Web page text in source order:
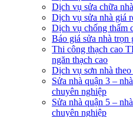
Dịch vụ sửa chữa
Dịch vụ sửa nhà giá
Dịch vụ chống thấm
Báo giá sửa nhà trọn
Thi công thạch cao
ngăn thạch cao
Dịch vụ sơn nhà
Sửa nhà quận 3 –
chuyên nghiệp
Sửa nhà quận 5 –
chuyên nghiệp